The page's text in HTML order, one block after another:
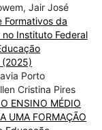
Jair José
Formativos da
Instituto Federal
(2025)
Porto
Cristina Pires
ENSINO MÉDIO
UMA FORMAÇÃO